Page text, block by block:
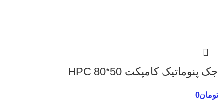
جک پنوماتیک کامپکت 50*80 HPC
تومان0